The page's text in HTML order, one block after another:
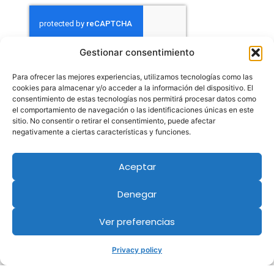
Gestionar consentimiento
Para ofrecer las mejores experiencias, utilizamos tecnologías como las
cookies para almacenar y/o acceder a la información del dispositivo. El
consentimiento de estas tecnologías nos permitirá procesar datos como
el comportamiento de navegación o las identificaciones únicas en este
sitio. No consentir o retirar el consentimiento, puede afectar
negativamente a ciertas características y funciones.
Aceptar
Denegar
Ver preferencias
Privacy policy
Contact